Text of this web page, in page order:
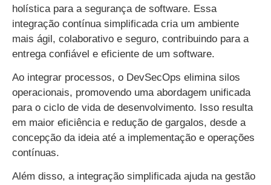
holística para a segurança de software. Essa
integração contínua simplificada cria um ambiente
mais ágil, colaborativo e seguro, contribuindo para a
entrega confiável e eficiente de um software.
Ao integrar processos, o DevSecOps elimina silos
operacionais, promovendo uma abordagem unificada
para o ciclo de vida de desenvolvimento. Isso resulta
em maior eficiência e redução de gargalos, desde a
concepção da ideia até a implementação e operações
contínuas.
Além disso, a integração simplificada ajuda na gestão